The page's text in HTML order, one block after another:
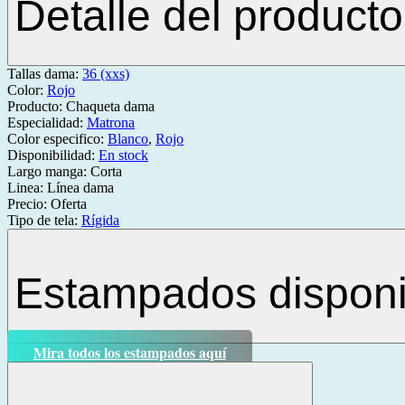
Detalle del producto
Tallas dama: 36 (xxs)
Color: Rojo
Producto: Chaqueta dama
Especialidad: Matrona
Color especifico: Blanco, Rojo
Disponibilidad: En stock
Largo manga: Corta
Linea: Línea dama
Precio: Oferta
Tipo de tela: Rígida
Estampados
Mira todos los estampados aquí